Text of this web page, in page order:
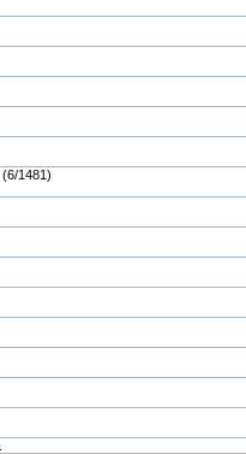
(6/1481)